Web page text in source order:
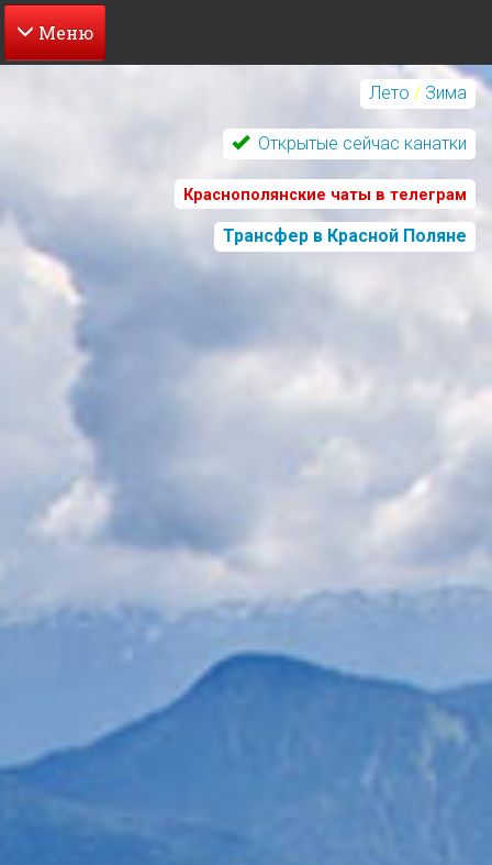
Перейти
Лето / Зима
Открытые сейчас канатки
Краснополянские чаты в телеграм
Трансфер в Красной Поляне